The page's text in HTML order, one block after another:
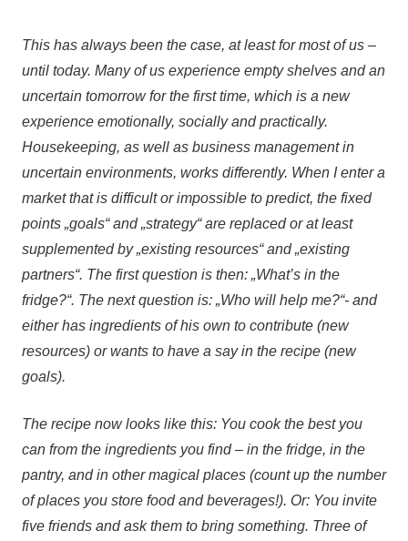
This has always been the case, at least for most of us –
until today. Many of us experience empty shelves and an
uncertain tomorrow for the first time, which is a new
experience emotionally, socially and practically.
Housekeeping, as well as business management in
uncertain environments, works differently. When I enter a
market that is difficult or impossible to predict, the fixed
points „goals“ and „strategy“ are replaced or at least
supplemented by „existing resources“ and „existing
partners“. The first question is then: „What’s in the
fridge?“. The next question is: „Who will help me?“- and
either has ingredients of his own to contribute (new
resources) or wants to have a say in the recipe (new
goals).
The recipe now looks like this: You cook the best you
can from the ingredients you find – in the fridge, in the
pantry, and in other magical places (count up the number
of places you store food and beverages!). Or: You invite
five friends and ask them to bring something. Three of